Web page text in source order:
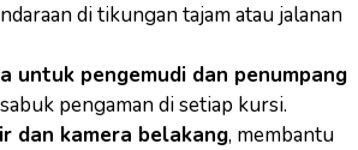
di tikungan tajam atau jalanan
untuk pengemudi dan penumpang
pengaman di setiap kursi.
dan kamera belakang, membantu